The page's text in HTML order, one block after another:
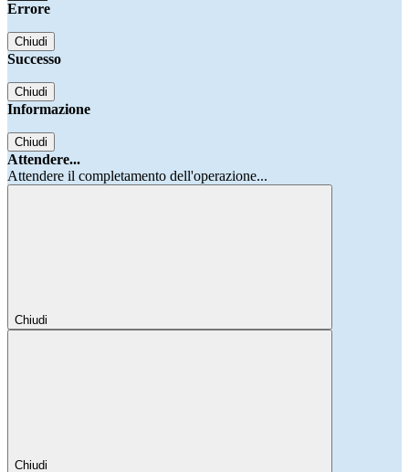
Errore
Chiudi
Successo
Chiudi
Informazione
Chiudi
Attendere...
Attendere il completamento dell'operazione...
Chiudi
Chiudi